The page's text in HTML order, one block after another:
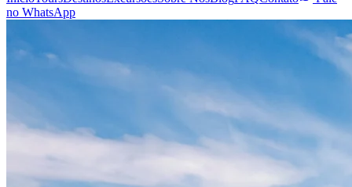
no WhatsApp